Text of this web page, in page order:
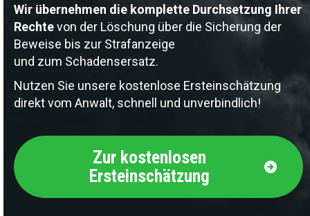
Wir übernehmen die komplette Durchsetzung Ihrer
Rechtevon der Löschung über die Sicherung der
Beweise bis zur Strafanzeige
und zum Schadensersatz.
Nutzen Sie unsere kostenlose Ersteinschätzung
direkt vom Anwalt, schnell und unverbindlich!
Zur kostenlosen
Ersteinschätzung